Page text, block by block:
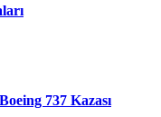
737 Kazası